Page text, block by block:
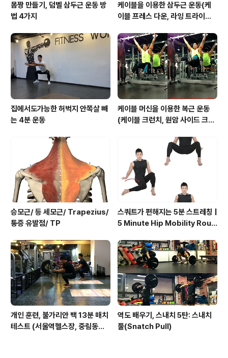
몸짱 만들기, 덤벨 삼두근 운동 방
법 4가지
케이블을 이용한 삼두근 운동(케
이블 프레스 다운, 라잉 트라이셉
텐션)
집에서도가능한 허벅지 안쪽살 빼
는 4분 운동
케이블 머신을 이용한 복근 운동
(케이블 크런치, 원암 사이드 크런
승모근/ 등 세모근/ Trapezius/
통증 유발점/ TP
스쿼트가 편해지는 5분 스트레칭 |
5 Minute Hip Mobility Routi
개인 훈련, 불가리안 백 13분 매치
테스트 (서울역헬스장, 중림동헬
역도 배우기, 스내치 5탄: 스내치
풀(Snatch Pull)